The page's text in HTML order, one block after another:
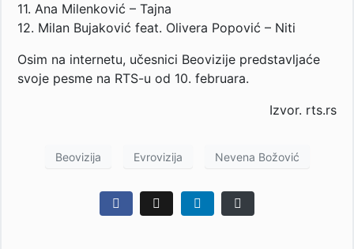
11. Ana Milenković – Tajna
12. Milan Bujaković feat. Olivera Popović – Niti
Osim na internetu, učesnici Beovizije predstavljaće
svoje pesme na RTS-u od 10. februara.
Izvor. rts.rs
Beovizija Evrovizija Nevena Božović